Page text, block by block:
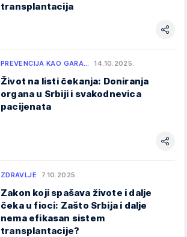
transplantacija
PREVENCIJA KAO GARA… 14.10.2025.
Život na listi čekanja: Doniranja
organa u Srbiji i svakodnevica
pacijenata
ZDRAVLJE 7.10.2025.
Zakon koji spašava živote i dalje
čeka u fioci: Zašto Srbija i dalje
nema efikasan sistem
transplantacije?